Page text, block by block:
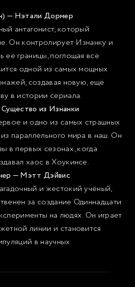
— Нэтали Дормер
антагонист, который
Он контролирует Изнанку и
её границы, поглощая всё
одной из самых мощных
создавая новую, ещё
в истории сериала.
из Изнанки
и одно из самых страшных
параллельного мира в наш. Он
в первых сезонах, когда
хаос в Хоукинсе.
— Мэтт Дэйвис
и жестокий учёный,
за создание Одиннадцати
на людях. Он играет
линии и становится
в научных